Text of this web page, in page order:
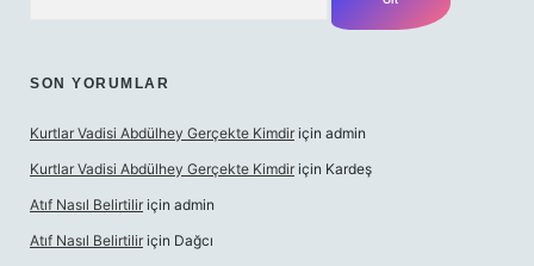
SON YORUMLAR
Kurtlar Vadisi Abdülhey Gerçekte Kimdir için admin
Kurtlar Vadisi Abdülhey Gerçekte Kimdir için Kardeş
Atıf Nasıl Belirtilir için admin
Atıf Nasıl Belirtilir için Dağcı